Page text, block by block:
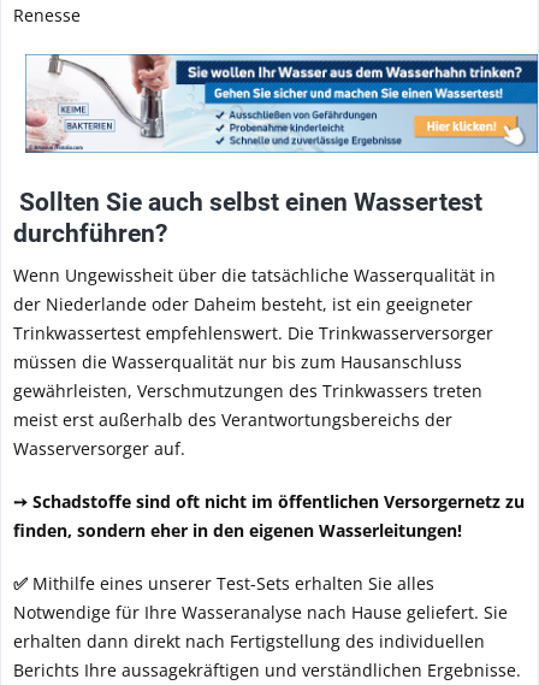
Renesse
Sollten Sie auch selbst einen Wassertest
durchführen?
Wenn Ungewissheit über die tatsächliche Wasserqualität in
der Niederlande oder Daheim besteht, ist ein geeigneter
Trinkwassertest empfehlenswert. Die Trinkwasserversorger
müssen die Wasserqualität nur bis zum Hausanschluss
gewährleisten, Verschmutzungen des Trinkwassers treten
meist erst außerhalb des Verantwortungsbereichs der
Wasserversorger auf.
➙ Schadstoffe sind oft nicht im öffentlichen Versorgernetz zu
finden, sondern eher in den eigenen Wasserleitungen!
✅ Mithilfe eines unserer Test-Sets erhalten Sie alles
Notwendige für Ihre Wasseranalyse nach Hause geliefert. Sie
erhalten dann direkt nach Fertigstellung des individuellen
Berichts Ihre aussagekräftigen und verständlichen Ergebnisse.